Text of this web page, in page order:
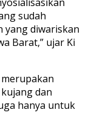
sudah
yang diwariskan
Barat,” ujar Ki
dan
hanya untuk